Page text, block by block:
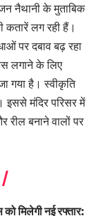
नैथानी के मुताबिक
कतारें लग रही हैं।
पर दबाव बढ़ रहा
लगाने के लिए
गया है। स्वीकृति
इससे मंदिर परिसर में
बनाने वालों पर
मिलेगी नई रफ्तार: